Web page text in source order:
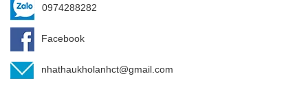
0974288282
Facebook
nhathaukholanhct@gmail.com